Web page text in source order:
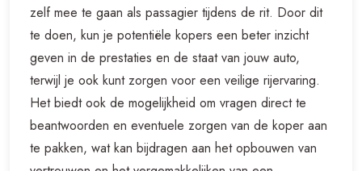
zelf mee te gaan als passagier tijdens de rit. Door dit
te doen, kun je potentiële kopers een beter inzicht
geven in de prestaties en de staat van jouw auto,
terwijl je ook kunt zorgen voor een veilige rijervaring.
Het biedt ook de mogelijkheid om vragen direct te
beantwoorden en eventuele zorgen van de koper aan
te pakken, wat kan bijdragen aan het opbouwen van